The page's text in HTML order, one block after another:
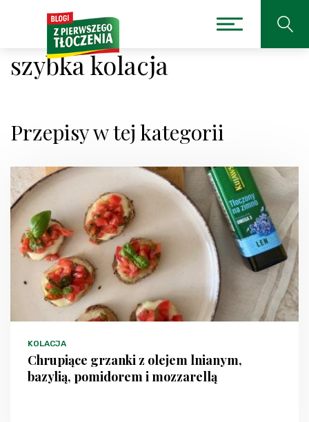
szybka kolacja
Przepisy w tej kategorii
KOLACJA
Chrupiące grzanki z olejem lnianym,
bazylią, pomidorem i mozzarellą